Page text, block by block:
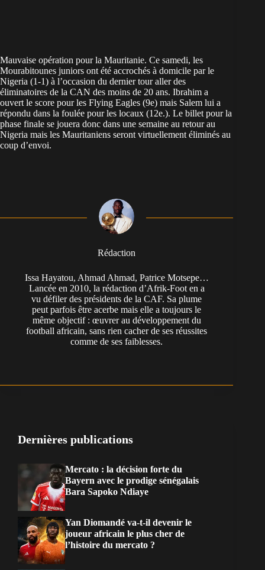
Mauvaise opération pour la Mauritanie. Ce samedi, les
Mourabitounes juniors ont été accrochés à domicile par le
Nigeria (1-1) à l’occasion du dernier tour aller des
éliminatoires de la CAN des moins de 20 ans. Ibrahim a
ouvert le score pour les Flying Eagles (9e) mais Salem lui a
répondu dans la foulée pour les locaux (12e.). Le billet pour la
phase finale se jouera donc dans une semaine au retour au
Nigeria mais les Mauritaniens seront virtuellement éliminés au
coup d’envoi.
Rédaction
Issa Hayatou, Ahmad Ahmad, Patrice Motsepe…
Lancée en 2010, la rédaction d’Afrik-Foot en a
vu défiler des présidents de la CAF. Sa plume
peut parfois être acerbe mais elle a toujours le
même objectif : œuvrer au développement du
football africain, sans rien cacher de ses réussites
comme de ses faiblesses.
Dernières publications
Mercato : la décision forte du
Bayern avec le prodige sénégalais
Bara Sapoko Ndiaye
Yan Diomandé va-t-il devenir le
joueur africain le plus cher de
l’histoire du mercato ?